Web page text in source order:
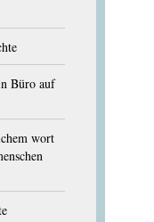
Büro auf
wort